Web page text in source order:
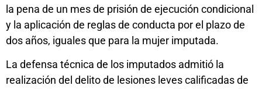
la pena de un mes de prisión de ejecución condicional
y la aplicación de reglas de conducta por el plazo de
dos años, iguales que para la mujer imputada.
La defensa técnica de los imputados admitió la
realización del delito de lesiones leves calificadas de